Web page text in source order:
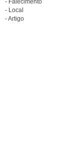
- Falecimento
- Local
- Artigo